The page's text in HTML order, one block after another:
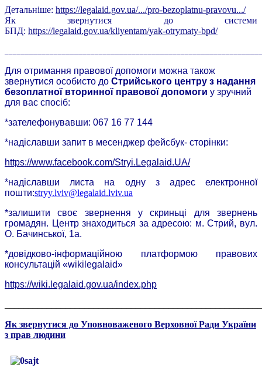
Детальніше: https://legalaid.gov.ua/.../pro-bezoplatnu-pravovu.../
Як звернутися до системи
БПД: https://legalaid.gov.ua/kliyentam/yak-otrymaty-bpd/
Для отримання правової допомоги можна також
звернутися особисто до Стрийського центру з надання
безоплатної вторинної правової допомоги у зручний
для вас спосіб:
*зателефонувавши: 067 16 77 144
*надіславши запит в месенджер фейсбук- сторінки:
https://www.facebook.com/Stryi.Legalaid.UA/
*надіславши листа на одну з адрес електронної
пошти:stryy.lviv@legalaid.lviv.ua
*залишити своє звернення у скриньці для звернень
громадян. Центр знаходиться за адресою: м. Стрий, вул.
О. Бачинської, 1а.
*довідково-інформаційною платформою правових
консультацій «wikilegalaid»
https://wiki.legalaid.gov.ua/index.php
Як звернутися до Уповноваженого Верховної Ради України
з прав людини